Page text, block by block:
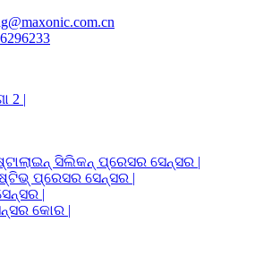
ସିଲିକନ୍ ପ୍ରେସର ସେନ୍ସର |
ପ୍ରେସର ସେନ୍ସର |
|
କୋର |